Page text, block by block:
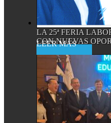
LA 25ª FERIA
CON NUEVAS